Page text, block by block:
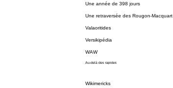
Une année de 398 jours
Une retraversée des Rougon-Macquart
Valaoritides
Versikipédia
WAW
Au-delà des rapides
Wikimericks